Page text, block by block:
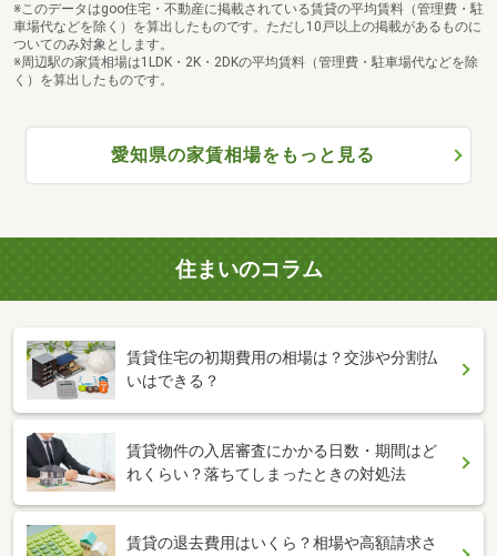
※このデータはgoo住宅・不動産に掲載されている賃貸の平均賃料（管理費・駐
車場代などを除く）を算出したものです。ただし10戸以上の掲載があるものに
ついてのみ対象とします。
※周辺駅の家賃相場は1LDK・2K・2DKの平均賃料（管理費・駐車場代などを除
く）を算出したものです。
愛知県の家賃相場をもっと見る
住まいのコラム
賃貸住宅の初期費用の相場は？交渉や分割払
いはできる？
賃貸物件の入居審査にかかる日数・期間はど
れくらい？落ちてしまったときの対処法
賃貸の退去費用はいくら？相場や高額請求さ